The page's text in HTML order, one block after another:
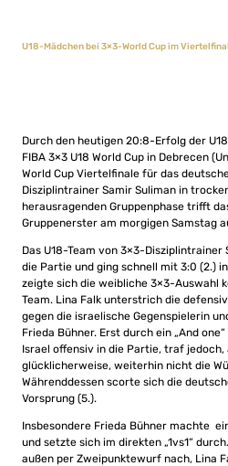
U18-Mädchen bei 3×3-World Cup im
Durch den heutigen 20:8-Erfolg der
FIBA 3×3 U18 World Cup in Debrecen
World Cup Viertelfinale für das
Disziplintrainer Samir Suliman in
herausragenden Gruppenphase trifft
Gruppenerster am morgigen Samstag
Das U18-Team von 3×3-
die Partie und ging schnell mit 3:0 (2.)
zeigte sich die weibliche 3×3-Auswahl
Team. Lina Falk unterstrich die
gegen die israelische Gegenspielerin
Frieda Bühner. Erst durch ein „And
Israel offensiv in die Partie, traf
glücklicherweise, weiterhin nicht die
Währenddessen scorte sich die
Vorsprung (5.).
Insbesondere Frieda Bühner machte
und setzte sich im direkten „1vs1“
außen per Zweipunktewurf nach, Lina